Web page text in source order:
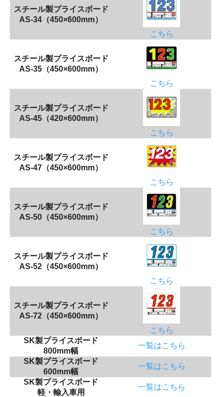
スチール製プライスボード
AS-34（450×600mm）
こちら
スチール製プライスボード
AS-35（450×600mm）
こちら
スチール製プライスボード
AS-45（420×600mm）
こちら
スチール製プライスボード
AS-47（450×600mm）
こちら
スチール製プライスボード
AS-50（450×600mm）
こちら
スチール製プライスボード
AS-52（450×600mm）
こちら
スチール製プライスボード
AS-72（450×600mm）
こちら
SK製プライスボード
800mm幅
一覧はこちら
SK製プライスボード
600mm幅
一覧はこちら
SK製プライスボード
軽・輸入車用
一覧はこちら